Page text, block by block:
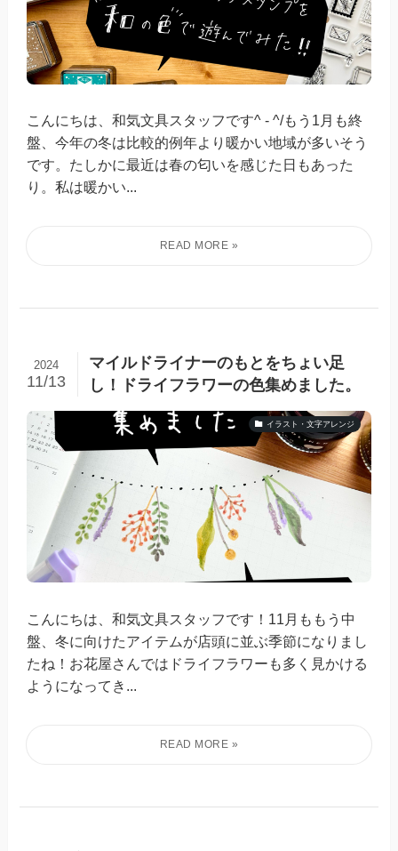
こんにちは、和気文具スタッフです^ - ^/もう1月も終
盤、今年の冬は比較的例年より暖かい地域が多いそう
です。たしかに最近は春の匂いを感じた日もあった
り。私は暖かい...
マイルドライナーのもとをちょい足
し！ドライフラワーの色集めました。
2024
11/13
イラスト・文字アレンジ
こんにちは、和気文具スタッフです！11月ももう中
盤、冬に向けたアイテムが店頭に並ぶ季節になりまし
たね！お花屋さんではドライフラワーも多く見かける
ようになってき...